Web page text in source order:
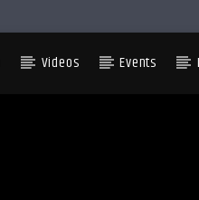
Videos Events